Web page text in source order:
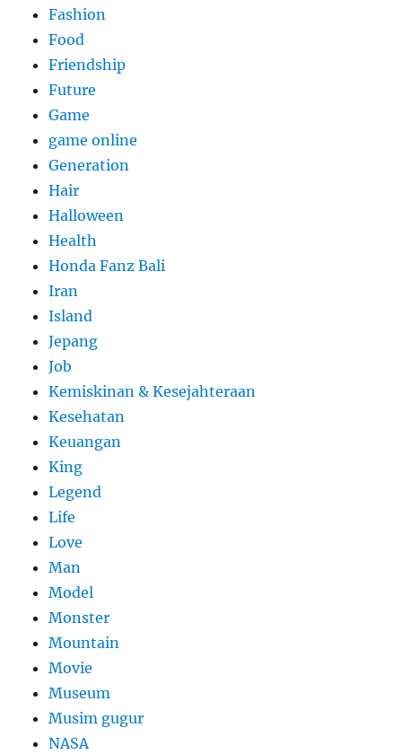
Fashion
Food
Friendship
Future
Game
game online
Generation
Hair
Halloween
Health
Honda Fanz Bali
Iran
Island
Jepang
Job
Kemiskinan & Kesejahteraan
Kesehatan
Keuangan
King
Legend
Life
Love
Man
Model
Monster
Mountain
Movie
Museum
Musim gugur
NASA